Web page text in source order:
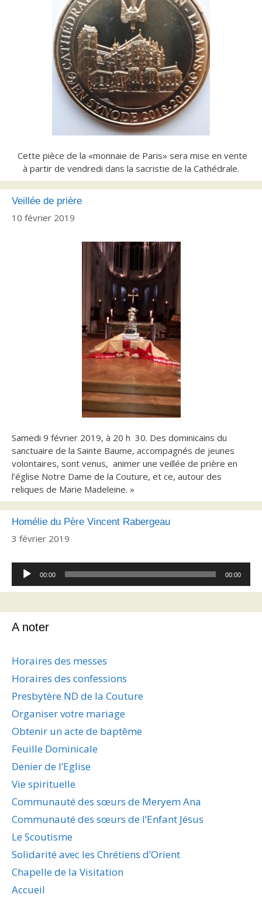
Cette pièce de la «monnaie de Paris» sera mise en vente
à partir de vendredi dans la sacristie de la Cathédrale.
Veillée de prière
10 février 2019
Samedi 9 février 2019, à 20 h 30. Des dominicains du
sanctuaire de la Sainte Baume, accompagnés de jeunes
volontaires, sont venus, animer une veillée de prière en
l’église Notre Dame de la Couture, et ce, autour des
reliques de Marie Madeleine. »
Homélie du Père Vincent Rabergeau
3 février 2019
Lecteur
audio
00:00 00:00
A noter
Horaires des messes
Horaires des confessions
Presbytère ND de la Couture
Organiser votre mariage
Obtenir un acte de baptême
Feuille Dominicale
Denier de l’Eglise
Vie spirituelle
Communauté des sœurs de Meryem Ana
Communauté des sœurs de l’Enfant Jésus
Le Scoutisme
Solidarité avec les Chrétiens d’Orient
Chapelle de la Visitation
Accueil